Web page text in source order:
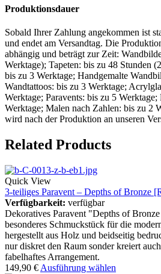
Produktionsdauer
Sobald Ihrer Zahlung angekommen ist
und endet am Versandtag. Die
abhängig und beträgt zur Zeit:
Werktage); Tapeten: bis zu 48 Stunden
bis zu 3 Werktage; Handgemalte
Wandtattoos: bis zu 3 Werktage;
Werktage; Paravents: bis zu 5
Werktage; Malen nach Zahlen: bis zu 2
wird nach der Produktion an unseren
Related Products
Quick View
3-teiliges Paravent – Depths of Bronze
Verfügbarkeit: verfügbar
Dekoratives Paravent "Depths of
besonderes Schmuckstück für die
hergestellt aus Holz und beidseitig
nur diskret den Raum sonder kreiert
fabelhaftes Arrangement.
149,90 € Ausführung wählen